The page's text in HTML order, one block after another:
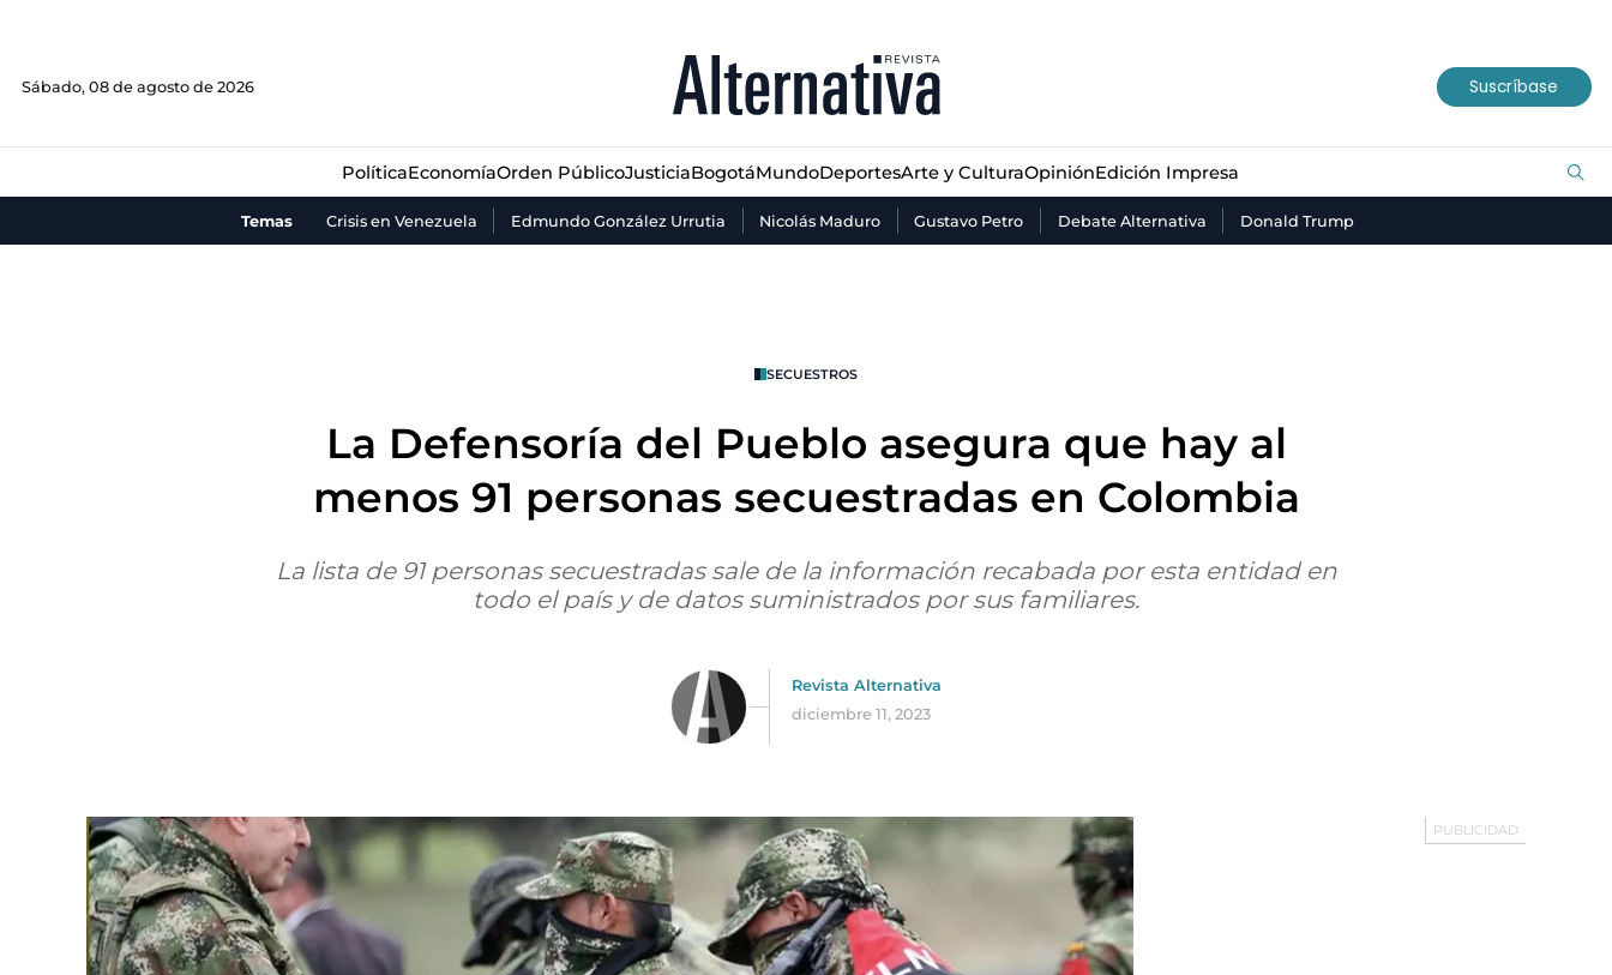
Sábado, 08 de agosto de 2026 Suscríbase
PolíticaEconomíaOrden PúblicoJusticiaBogotáMundoDeportesArte y CulturaOpiniónEdición Impresa
Temas Crisis en Venezuela Edmundo González Urrutia Nicolás Maduro Gustavo Petro Debate Alternativa Donald Trump
JusticiaBogotáMundo Deportes Arte y Cultura
SECUESTROS
La Defensoría del Pueblo asegura que hay al
menos 91 personas secuestradas en Colombia
La lista de 91 personas secuestradas sale de la información recabada por esta entidad en
todo el país y de datos suministrados por sus familiares.
Revista Alternativa
diciembre 11, 2023